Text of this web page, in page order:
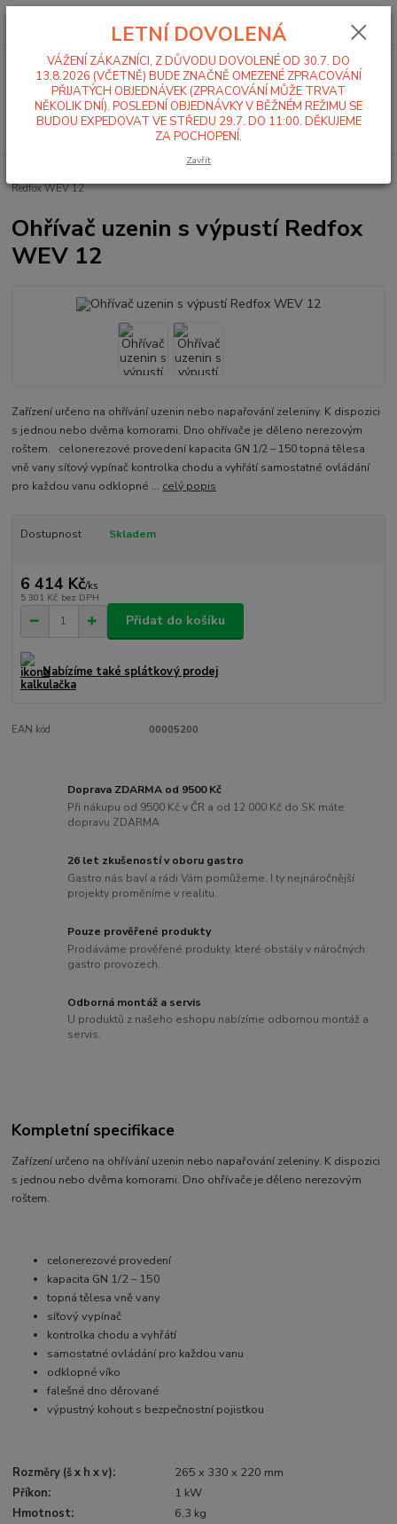
Menu
Hledat
0,00 Kč
Redfox WEV 12
Ohřívač uzenin s výpustí Redfox
WEV 12
Zařízení určeno na ohřívání uzenin nebo napařování zeleniny. K dispozici
s jednou nebo dvěma komorami. Dno ohřívače je děleno nerezovým
roštem. celonerezové provedení kapacita GN 1/2 – 150 topná tělesa
vně vany síťový vypínač kontrolka chodu a vyhřátí samostatné ovládání
pro každou vanu odklopné ... celý popis
Dostupnost Skladem
6 414 Kč/ks
5 301 Kč bez DPH
Přidat do košíku
Nabízíme také splátkový prodej
EAN kód: 00005200
Doprava ZDARMA od 9500 Kč
Při nákupu od 9500 Kč v ČR a od 12 000 Kč do SK máte
dopravu ZDARMA
26 let zkušeností v oboru gastro
Gastro nás baví a rádi Vám pomůžeme. I ty nejnáročnější
projekty proměníme v realitu.
Pouze prověřené produkty
Prodáváme prověřené produkty, které obstály v náročných
gastro provozech.
Odborná montáž a servis
U produktů z našeho eshopu nabízíme odbornou montáž a
servis.
Kompletní specifikace
Zařízení určeno na ohřívání uzenin nebo napařování zeleniny. K dispozici
s jednou nebo dvěma komorami. Dno ohřívače je děleno nerezovým
roštem.
celonerezové provedení
kapacita GN 1/2 – 150
topná tělesa vně vany
síťový vypínač
kontrolka chodu a vyhřátí
samostatné ovládání pro každou vanu
odklopné víko
falešné dno děrované
výpustný kohout s bezpečnostní pojistkou
Rozměry (š x h x v):
265 x 330 x 220 mm
Příkon:
1 kW
Hmotnost:
6,3 kg
LETNÍ DOVOLENÁ
VÁŽENÍ ZÁKAZNÍCI, Z DŮVODU DOVOLENÉ OD 30.7. DO
13.8.2026 (VČETNĚ) BUDE ZNAČNĚ OMEZENÉ ZPRACOVÁNÍ
PŘIJATÝCH OBJEDNÁVEK (ZPRACOVÁNÍ MŮŽE TRVAT
NĚKOLIK DNÍ). POSLEDNÍ OBJEDNÁVKY V BĚŽNÉM REŽIMU SE
BUDOU EXPEDOVAT VE STŘEDU 29.7. DO 11:00. DĚKUJEME
ZA POCHOPENÍ.
Zavřít